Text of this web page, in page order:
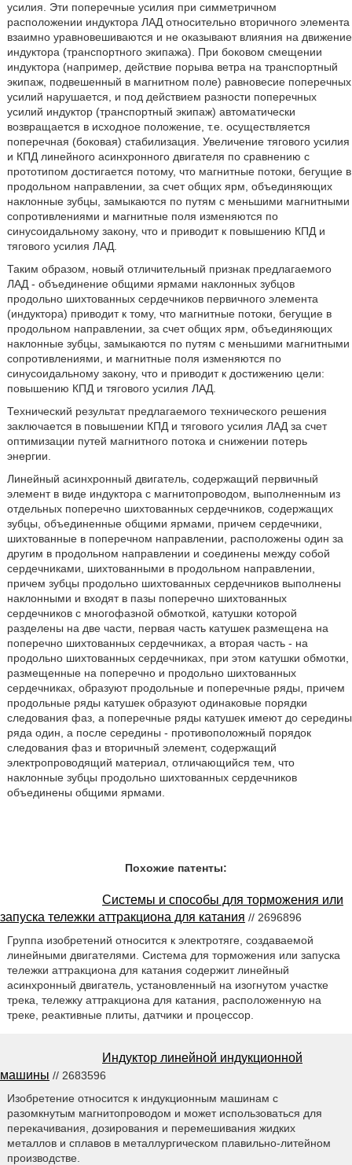
усилия. Эти поперечные усилия при симметричном
расположении индуктора ЛАД относительно вторичного элемента
взаимно уравновешиваются и не оказывают влияния на движение
индуктора (транспортного экипажа). При боковом смещении
индуктора (например, действие порыва ветра на транспортный
экипаж, подвешенный в магнитном поле) равновесие поперечных
усилий нарушается, и под действием разности поперечных
усилий индуктор (транспортный экипаж) автоматически
возвращается в исходное положение, т.е. осуществляется
поперечная (боковая) стабилизация. Увеличение тягового усилия
и КПД линейного асинхронного двигателя по сравнению с
прототипом достигается потому, что магнитные потоки, бегущие в
продольном направлении, за счет общих ярм, объединяющих
наклонные зубцы, замыкаются по путям с меньшими магнитными
сопротивлениями и магнитные поля изменяются по
синусоидальному закону, что и приводит к повышению КПД и
тягового усилия ЛАД.
Таким образом, новый отличительный признак предлагаемого
ЛАД - объединение общими ярмами наклонных зубцов
продольно шихтованных сердечников первичного элемента
(индуктора) приводит к тому, что магнитные потоки, бегущие в
продольном направлении, за счет общих ярм, объединяющих
наклонные зубцы, замыкаются по путям с меньшими магнитными
сопротивлениями, и магнитные поля изменяются по
синусоидальному закону, что и приводит к достижению цели:
повышению КПД и тягового усилия ЛАД.
Технический результат предлагаемого технического решения
заключается в повышении КПД и тягового усилия ЛАД за счет
оптимизации путей магнитного потока и снижении потерь
энергии.
Линейный асинхронный двигатель, содержащий первичный
элемент в виде индуктора с магнитопроводом, выполненным из
отдельных поперечно шихтованных сердечников, содержащих
зубцы, объединенные общими ярмами, причем сердечники,
шихтованные в поперечном направлении, расположены один за
другим в продольном направлении и соединены между собой
сердечниками, шихтованными в продольном направлении,
причем зубцы продольно шихтованных сердечников выполнены
наклонными и входят в пазы поперечно шихтованных
сердечников с многофазной обмоткой, катушки которой
разделены на две части, первая часть катушек размещена на
поперечно шихтованных сердечниках, а вторая часть - на
продольно шихтованных сердечниках, при этом катушки обмотки,
размещенные на поперечно и продольно шихтованных
сердечниках, образуют продольные и поперечные ряды, причем
продольные ряды катушек образуют одинаковые порядки
следования фаз, а поперечные ряды катушек имеют до середины
ряда один, а после середины - противоположный порядок
следования фаз и вторичный элемент, содержащий
электропроводящий материал, отличающийся тем, что
наклонные зубцы продольно шихтованных сердечников
объединены общими ярмами.
Похожие патенты:
Системы и способы для торможения или
запуска тележки аттракциона для катания // 2696896
Группа изобретений относится к электротяге, создаваемой
линейными двигателями. Система для торможения или запуска
тележки аттракциона для катания содержит линейный
асинхронный двигатель, установленный на изогнутом участке
трека, тележку аттракциона для катания, расположенную на
треке, реактивные плиты, датчики и процессор.
Индуктор линейной индукционной
машины // 2683596
Изобретение относится к индукционным машинам с
разомкнутым магнитопроводом и может использоваться для
перекачивания, дозирования и перемешивания жидких
металлов и сплавов в металлургическом плавильно-литейном
производстве.